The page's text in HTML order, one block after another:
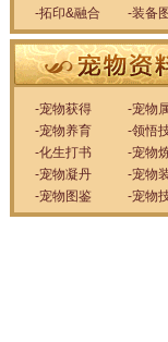
-拓印&融合
-装备
-宠物获得
-宠物
-宠物养育
-领悟
-化生打书
-宠物
-宠物凝丹
-宠物
-宠物图鉴
-宠物